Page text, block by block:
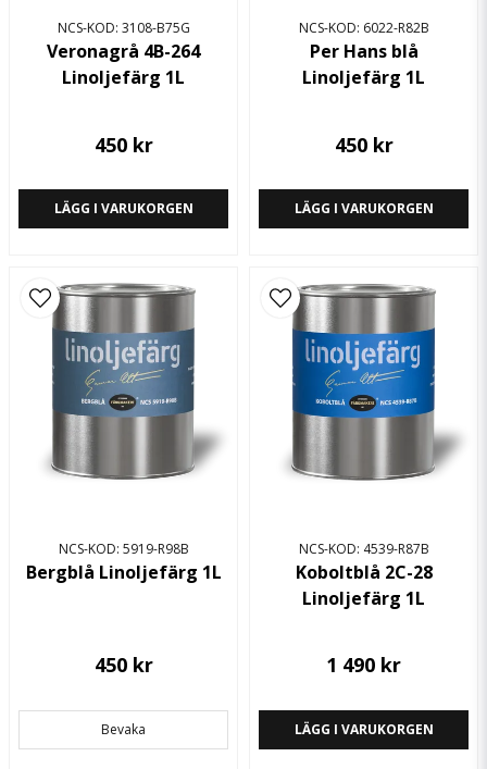
NCS-KOD: 3108-B75G
Veronagrå 4B-264
Linoljefärg 1L
450 kr
LÄGG I VARUKORGEN
NCS-KOD: 6022-R82B
Per Hans blå
Linoljefärg 1L
450 kr
LÄGG I VARUKORGEN
NCS-KOD: 5919-R98B
Bergblå Linoljefärg 1L
450 kr
Bevaka
NCS-KOD: 4539-R87B
Koboltblå 2C-28
Linoljefärg 1L
1 490 kr
LÄGG I VARUKORGEN